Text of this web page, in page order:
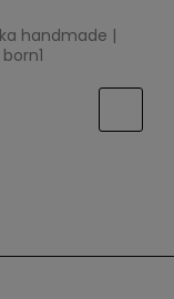
handmade |